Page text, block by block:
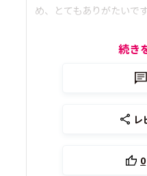
め、とてもありがたいです
続き
レ
0